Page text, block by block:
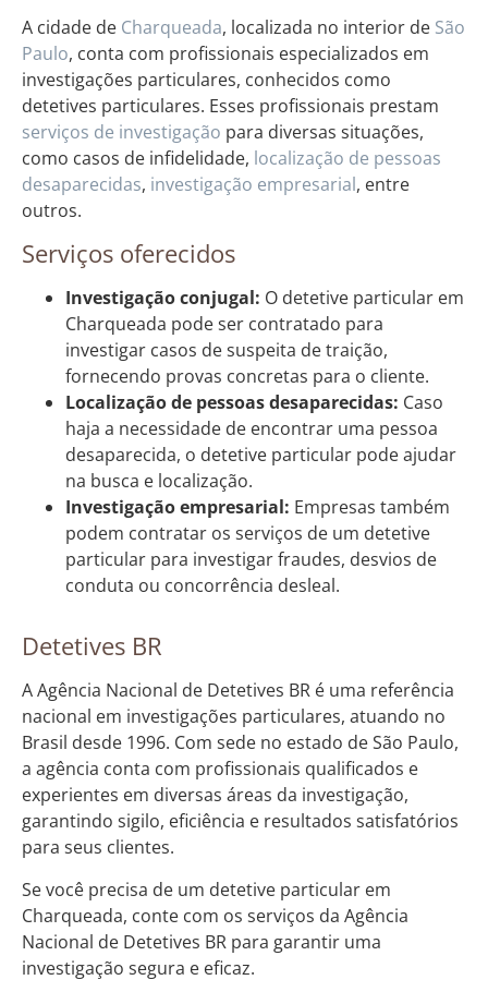
A cidade de Charqueada, localizada no interior de São
Paulo, conta com profissionais especializados em
investigações particulares, conhecidos como
detetives particulares. Esses profissionais prestam
serviços de investigação para diversas situações,
como casos de infidelidade, localização de pessoas
desaparecidas, investigação empresarial, entre
outros.
Serviços oferecidos
Investigação conjugal: O detetive particular em
Charqueada pode ser contratado para
investigar casos de suspeita de traição,
fornecendo provas concretas para o cliente.
Localização de pessoas desaparecidas: Caso
haja a necessidade de encontrar uma pessoa
desaparecida, o detetive particular pode ajudar
na busca e localização.
Investigação empresarial: Empresas também
podem contratar os serviços de um detetive
particular para investigar fraudes, desvios de
conduta ou concorrência desleal.
Detetives BR
A Agência Nacional de Detetives BR é uma referência
nacional em investigações particulares, atuando no
Brasil desde 1996. Com sede no estado de São Paulo,
a agência conta com profissionais qualificados e
experientes em diversas áreas da investigação,
garantindo sigilo, eficiência e resultados satisfatórios
para seus clientes.
Se você precisa de um detetive particular em
Charqueada, conte com os serviços da Agência
Nacional de Detetives BR para garantir uma
investigação segura e eficaz.